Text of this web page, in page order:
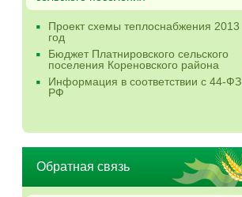
Проект схемы теплоснабжения 2013
год
Бюджет Платнировского сельского
поселения Кореновского района
Информация в соответствии с 44-ФЗ
РФ
Обратная связь